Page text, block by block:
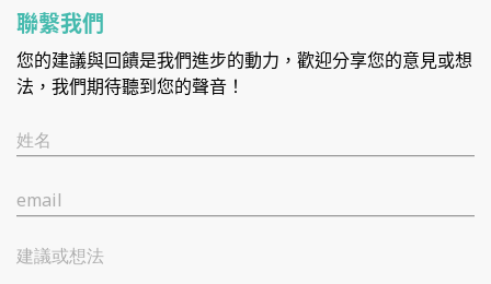
聯繫我們
您的建議與回饋是我們進步的動力，歡迎分享您的意見或想
法，我們期待聽到您的聲音！
姓名
email
建議或想法